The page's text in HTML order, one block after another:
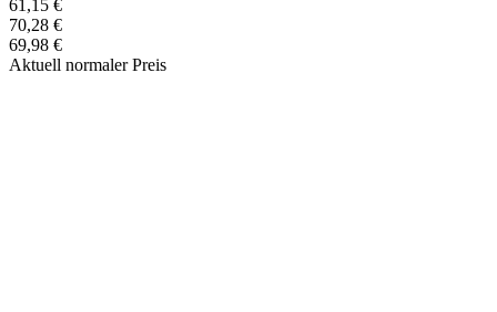
61,15 €
70,28 €
69,98 €
Aktuell normaler Preis